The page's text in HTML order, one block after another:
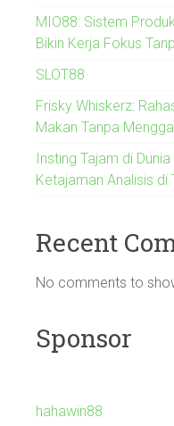
MIO88: Sistem
Bikin Kerja Fokus
SLOT88
Frisky Whiskerz:
Makan Tanpa
Insting Tajam di
Ketajaman Analisis di
Recent
No comments to
Sponsor
hahawin88